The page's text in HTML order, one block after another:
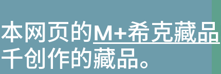
本网页的M+希克藏品
千创作的藏品。